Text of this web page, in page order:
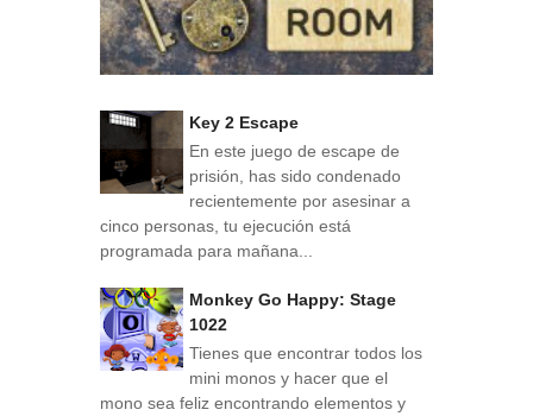
Key 2 Escape
En este juego de escape de
prisión, has sido condenado
recientemente por asesinar a
cinco personas, tu ejecución está
programada para mañana...
Monkey Go Happy: Stage
1022
Tienes que encontrar todos los
mini monos y hacer que el
mono sea feliz encontrando elementos y